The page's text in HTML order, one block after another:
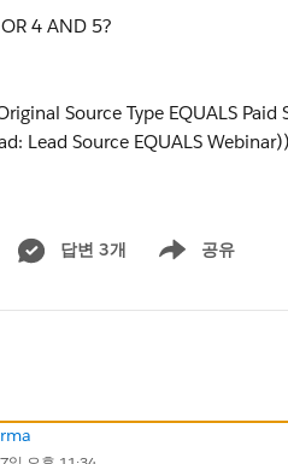
4 AND 5?
Source Type EQUALS
Lead Source EQUALS
답변 3개 공유
Show menu